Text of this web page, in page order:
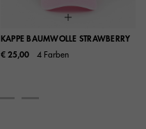
KAPPE BAUMWOLLE STRAWBERRY
€ 25,00
4 Farben